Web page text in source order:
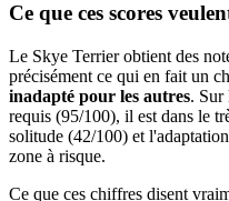
Ce que ces scores
Le Skye Terrier obtient des
précisément ce qui en fait un
inadapté pour les autres. Sur
requis (95/100), il est dans le
solitude (42/100) et
zone à risque.
Ce que ces chiffres disent